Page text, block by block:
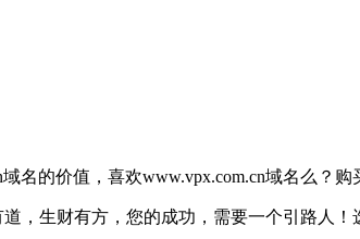
名的价值，喜欢www.vpx.com.cn域名么？购
生财有方，您的成功，需要一个引路人！